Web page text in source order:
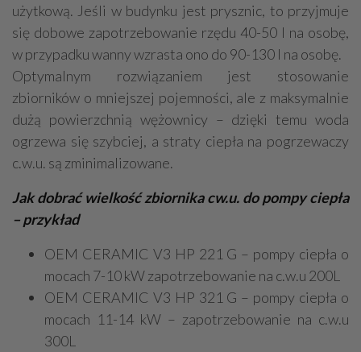
użytkową. Jeśli w budynku jest prysznic, to przyjmuje
się dobowe zapotrzebowanie rzędu 40-50 l na osobę,
w przypadku wanny wzrasta ono do 90-130 l na osobę.
Optymalnym rozwiązaniem jest stosowanie
zbiorników o mniejszej pojemności, ale z maksymalnie
dużą powierzchnią wężownicy – dzięki temu woda
ogrzewa się szybciej, a straty ciepła na pogrzewaczy
c.w.u. są zminimalizowane.
Jak dobrać wielkość zbiornika cw.u. do pompy ciepła
– przykład
OEM CERAMIC V3 HP 221 G – pompy ciepła o
mocach 7-10 kW zapotrzebowanie na c.w.u 200L
OEM CERAMIC V3 HP 321 G – pompy ciepła o
mocach 11-14 kW – zapotrzebowanie na c.w.u
300L